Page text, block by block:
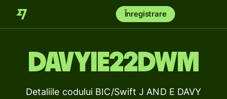
Înregistrare
DAVYIE22DWM
Detaliile codului BIC/Swift J AND E DAVY